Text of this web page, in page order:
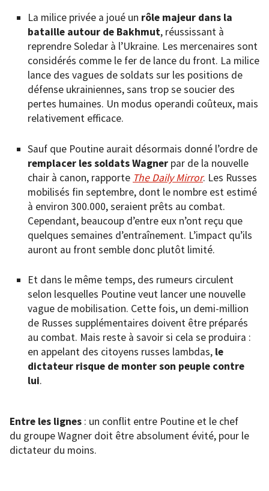
La milice privée a joué un rôle majeur dans la
bataille autour de Bakhmut, réussissant à
reprendre Soledar à l’Ukraine. Les mercenaires sont
considérés comme le fer de lance du front. La milice
lance des vagues de soldats sur les positions de
défense ukrainiennes, sans trop se soucier des
pertes humaines. Un modus operandi coûteux, mais
relativement efficace.
Sauf que Poutine aurait désormais donné l’ordre de
remplacer les soldats Wagner par de la nouvelle
chair à canon, rapporte The Daily Mirror. Les Russes
mobilisés fin septembre, dont le nombre est estimé
à environ 300.000, seraient prêts au combat.
Cependant, beaucoup d’entre eux n’ont reçu que
quelques semaines d’entraînement. L’impact qu’ils
auront au front semble donc plutôt limité.
Et dans le même temps, des rumeurs circulent
selon lesquelles Poutine veut lancer une nouvelle
vague de mobilisation. Cette fois, un demi-million
de Russes supplémentaires doivent être préparés
au combat. Mais reste à savoir si cela se produira :
en appelant des citoyens russes lambdas, le
dictateur risque de monter son peuple contre
lui.
Entre les lignes : un conflit entre Poutine et le chef
du groupe Wagner doit être absolument évité, pour le
dictateur du moins.